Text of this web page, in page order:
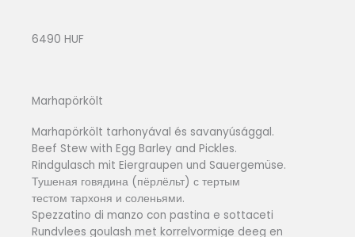
6490 HUF
Marhapörkölt
Marhapörkölt tarhonyával és savanyúsággal.
Beef Stew with Egg Barley and Pickles.
Rindgulasch mit Eiergraupen und Sauergemüse.
Тушеная говядина (пёрлёльт) с тертым
тестом тархоня и соленьями.
Spezzatino di manzo con pastina e sottaceti
Rundvlees goulash met korrelvormige deeg en